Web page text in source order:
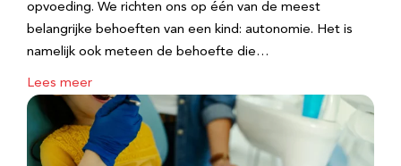
opvoeding. We richten ons op één van de meest
belangrijke behoeften van een kind: autonomie. Het is
namelijk ook meteen de behoefte die…
Lees meer